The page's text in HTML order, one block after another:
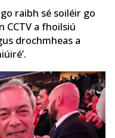
raibh sé soiléir go
CCTV a fhoilsiú
drochmheas a